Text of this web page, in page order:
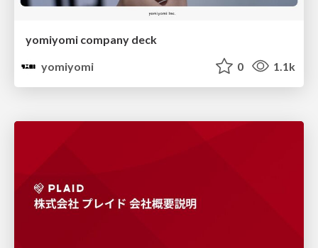
yomiyomi company deck
yomiyomi
0 1.1k